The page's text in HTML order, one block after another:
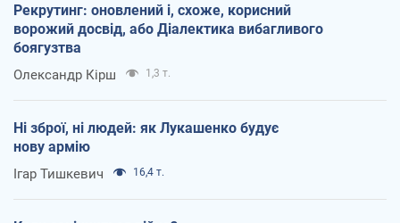
Рекрутинг: оновлений і, схоже, корисний
ворожий досвід, або Діалектика вибагливого
боягузтва
Олександр Кірш 1,3 т.
Ні зброї, ні людей: як Лукашенко будує
нову армію
Ігар Тишкевич 16,4 т.